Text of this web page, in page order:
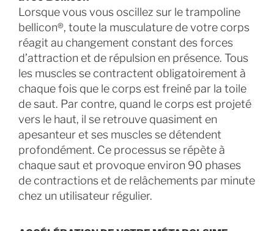
Lorsque vous vous oscillez sur le trampoline
bellicon®, toute la musculature de votre corps
réagit au changement constant des forces
d’attraction et de répulsion en présence. Tous
les muscles se contractent obligatoirement à
chaque fois que le corps est freiné par la toile
de saut. Par contre, quand le corps est projeté
vers le haut, il se retrouve quasiment en
apesanteur et ses muscles se détendent
profondément. Ce processus se répète à
chaque saut et provoque environ 90 phases
de contractions et de relâchements par minute
chez un utilisateur régulier.